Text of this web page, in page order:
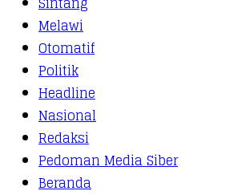
Melawi
Otomatif
Politik
Headline
Nasional
Redaksi
Pedoman Media Siber
Beranda